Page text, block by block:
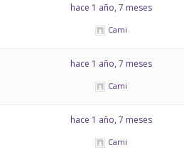
hace 1 año, 7 meses
Cami
hace 1 año, 7 meses
Cami
hace 1 año, 7 meses
Cami